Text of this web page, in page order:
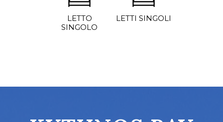
LETTO
SINGOLO
LETTI SINGOLI